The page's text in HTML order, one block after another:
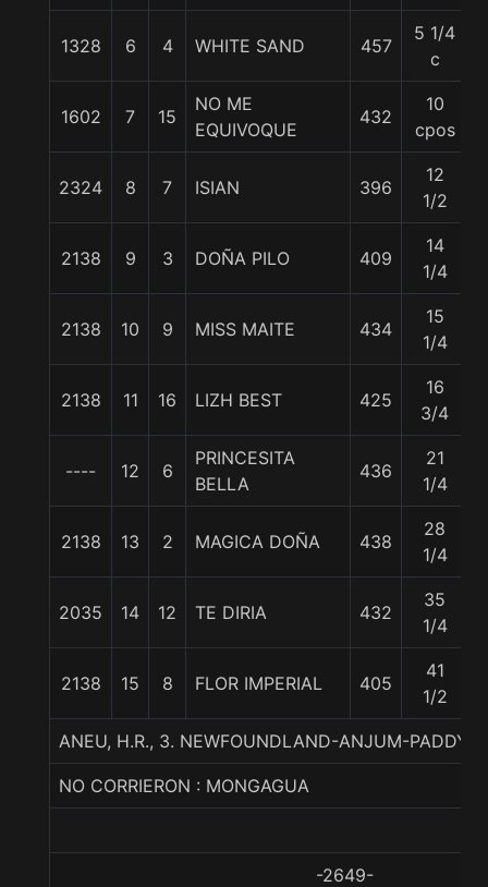
1328 6 4 WHITE SAND 457
5 1/4
c
1602 7 15
NO ME
EQUIVOQUE
432
10
cpos
2324 8 7 ISIAN 396
12
1/2
2138 9 3 DOÑA PILO 409
14
1/4
2138 10 9 MISS MAITE 434
15
1/4
2138 11 16 LIZH BEST 425
16
3/4
---- 12 6
PRINCESITA
BELLA
436
21
1/4
2138 13 2 MAGICA DOÑA 438
28
1/4
2035 14 12 TE DIRIA 432
35
1/4
2138 15 8 FLOR IMPERIAL 405
41
1/2
ANEU, H.R., 3. NEWFOUNDLAND-ANJUM-PADDY
NO CORRIERON : MONGAGUA
-2649-